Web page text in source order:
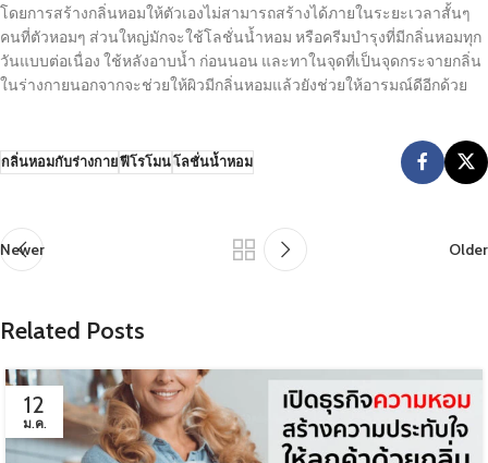
โดยการสร้างกลิ่นหอมให้ตัวเองไม่สามารถสร้างได้ภายในระยะเวลาสั้นๆ
คนที่ตัวหอมๆ ส่วนใหญ่มักจะใช้โลชั่นน้ำหอม หรือครีมบำรุงที่มีกลิ่นหอมทุก
วันแบบต่อเนื่อง ใช้หลังอาบน้ำ ก่อนนอน และทาในจุดที่เป็นจุดกระจายกลิ่น
ในร่างกายนอกจากจะช่วยให้ผิวมีกลิ่นหอมแล้วยังช่วยให้อารมณ์ดีอีกด้วย
กลิ่นหอมกับร่างกายฟีโรโมนโลชั่นน้ำหอม
Newer Older
Related Posts
12
ม.ค.